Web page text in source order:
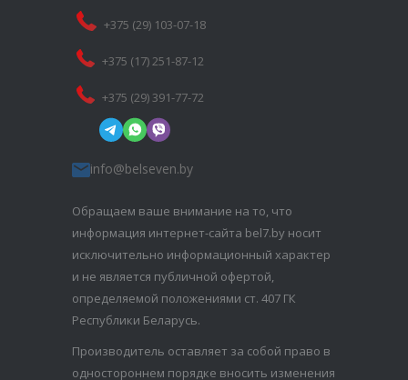
+375 (29) 103-07-18
+375 (17) 251-87-12
+375 (29) 391-77-72
info@belseven.by
Обращаем ваше внимание на то, что
информация интернет-сайта bel7.by носит
исключительно информационный характер
и не является публичной офертой,
определяемой положениями ст. 407 ГК
Республики Беларусь.
Производитель оставляет за собой право в
одностороннем порядке вносить изменения